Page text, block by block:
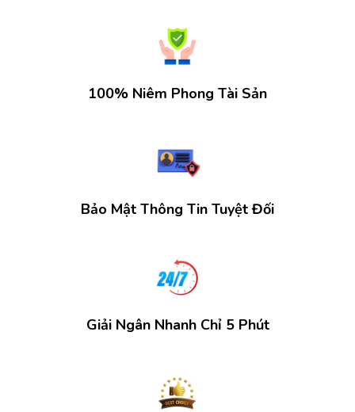
100% Niêm Phong Tài Sản
Bảo Mật Thông Tin Tuyệt Đối
Giải Ngân Nhanh Chỉ 5 Phút